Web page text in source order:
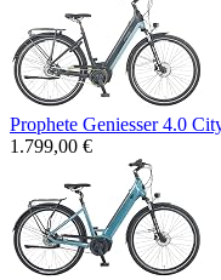
Prophete Geniesser 4.0
1.799,00 €